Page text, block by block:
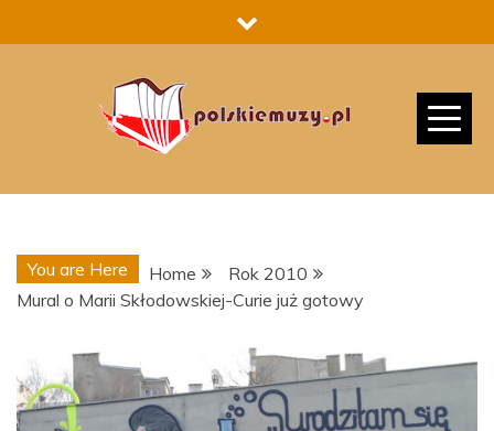
to
You are Here Home
Rok 2010
Mural o Marii Skłodowskiej-Curie już gotowy